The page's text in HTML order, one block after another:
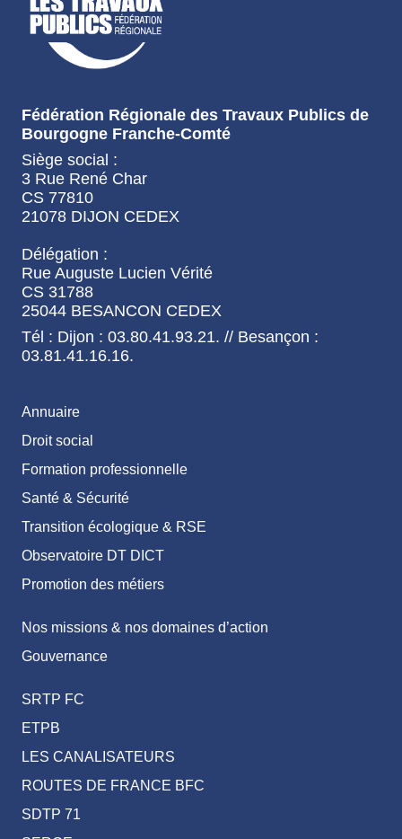
Fédération Régionale des Travaux Publics de
Bourgogne Franche-Comté
Siège social :
3 Rue René Char
CS 77810
21078 DIJON CEDEX
Délégation :
Rue Auguste Lucien Vérité
CS 31788
25044 BESANCON CEDEX
Tél : Dijon : 03.80.41.93.21. // Besançon :
03.81.41.16.16.
Annuaire
Droit social
Formation professionnelle
Santé & Sécurité
Transition écologique & RSE
Observatoire DT DICT
Promotion des métiers
Nos missions & nos domaines d’action
Gouvernance
SRTP FC
ETPB
LES CANALISATEURS
ROUTES DE FRANCE BFC
SDTP 71